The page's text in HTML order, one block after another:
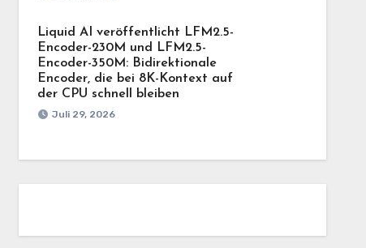
Liquid AI veröffentlicht LFM2.5-
Encoder-230M und LFM2.5-
Encoder-350M: Bidirektionale
Encoder, die bei 8K-Kontext auf
der CPU schnell bleiben
Juli 29, 2026